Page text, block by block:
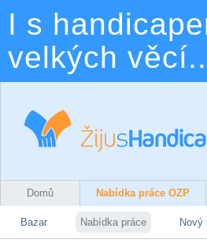
I s
velkých
Domů Nabídka práce OZP
Bazar Nabídka práce Nový